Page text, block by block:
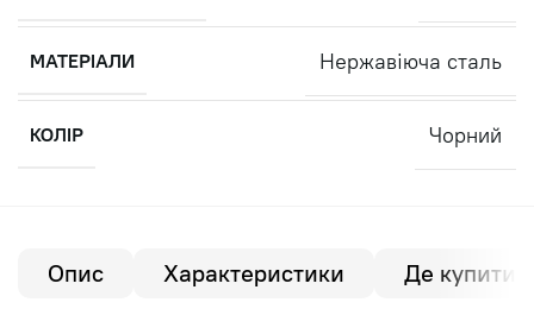
МАТЕРІАЛИ Нержавіюча сталь
КОЛІР Чорний
Опис Характеристики Де купити?